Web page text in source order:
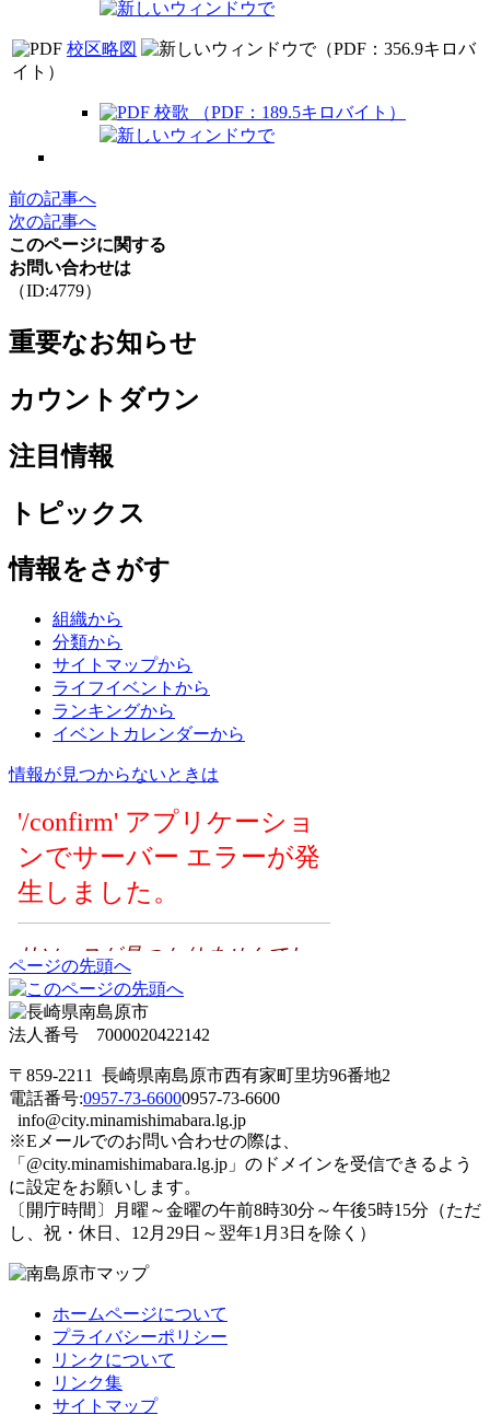
校区略図
（PDF：356.9キロバ
イト）
校歌 （PDF：189.5キロバイト）
前の記事へ
次の記事へ
このページに関する
お問い合わせは
（ID:4779）
重要なお知らせ
カウントダウン
注目情報
トピックス
情報をさがす
組織から
分類から
サイトマップから
ライフイベントから
ランキングから
イベントカレンダーから
情報が見つからないときは
ページの先頭へ
法人番号 7000020422142
〒859-2211 長崎県南島原市西有家町里坊96番地2
電話番号:0957-73-66000957-73-6600
info@city.minamishimabara.lg.jp
※Eメールでのお問い合わせの際は、
「@city.minamishimabara.lg.jp」のドメインを受信できるよう
に設定をお願いします。
〔開庁時間〕月曜～金曜の午前8時30分～午後5時15分（ただ
し、祝・休日、12月29日～翌年1月3日を除く）
ホームページについて
プライバシーポリシー
リンクについて
リンク集
サイトマップ